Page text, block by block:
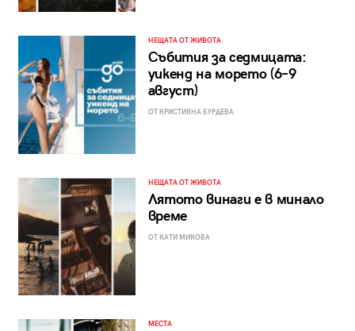
НЕЩАТА ОТ ЖИВОТА
Събития за седмицата:
уикенд на морето (6–9
август)
ОТ КРИСТИЯНА БУРДЕВА
НЕЩАТА ОТ ЖИВОТА
Лятото винаги е в минало
време
ОТ КАТИ МИКОВА
МЕСТА